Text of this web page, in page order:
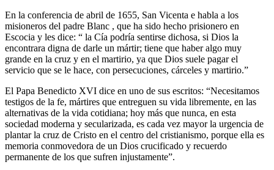
En la conferencia de abril de 1655, San Vicenta e habla a los
misioneros del padre Blanc , que ha sido hecho prisionero en
Escocia y les dice: “ la Cía podría sentirse dichosa, si Dios la
encontrara digna de darle un mártir; tiene que haber algo muy
grande en la cruz y en el martirio, ya que Dios suele pagar el
servicio que se le hace, con persecuciones, cárceles y martirio.”
El Papa Benedicto XVI dice en uno de sus escritos: “Necesitamos
testigos de la fe, mártires que entreguen su vida libremente, en las
alternativas de la vida cotidiana; hoy más que nunca, en esta
sociedad moderna y secularizada, es cada vez mayor la urgencia de
plantar la cruz de Cristo en el centro del cristianismo, porque ella es
memoria conmovedora de un Dios crucificado y recuerdo
permanente de los que sufren injustamente”.